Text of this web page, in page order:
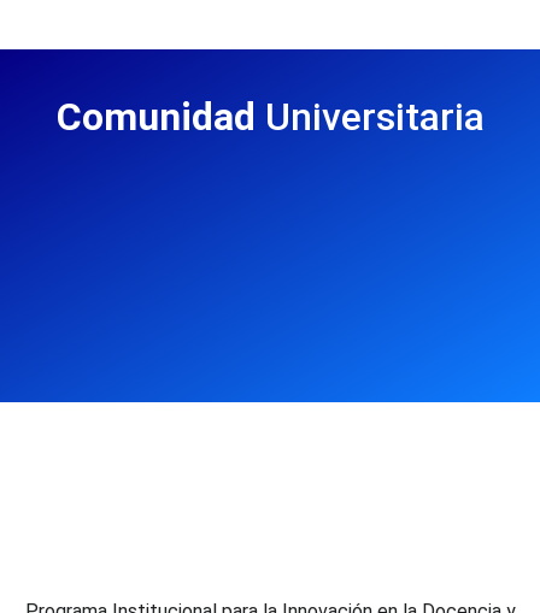
Comunidad Universitaria